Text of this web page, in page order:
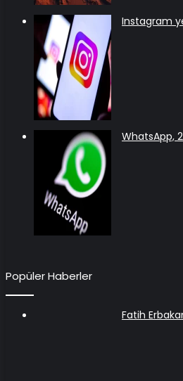
Instagram
WhatsApp,
Popüler Haberler
Fatih